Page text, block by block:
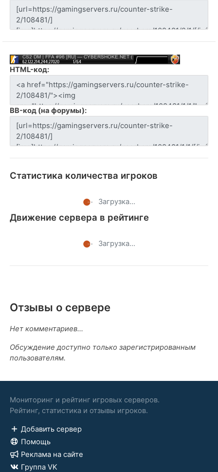
HTML-код:
BB-код (на форумы):
Статистика количества игроков
Загрузка...
Движение сервера в рейтинге
Загрузка...
Отзывы о сервере
Нет комментариев...
Обсуждение доступно только зарегистрированным
пользователям.
Мониторинг и рейтинг игровых серверов.
Рейтинг, статистика и отзывы игроков.
Добавить сервер
Помощь
Реклама на сайте
Группа VK